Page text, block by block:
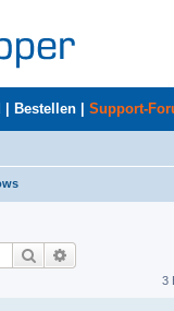
Bestellen Support-
Suche
3